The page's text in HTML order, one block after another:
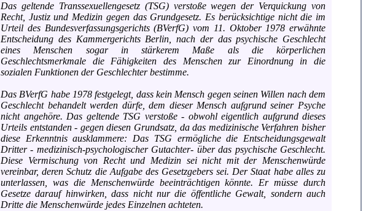
Das geltende Transsexuellengesetz (TSG) verstoße wegen der Verquickung von
Recht, Justiz und Medizin gegen das Grundgesetz. Es berücksichtige nicht die im
Urteil des Bundesverfassungsgerichts (BVerfG) vom 11. Oktober 1978 erwähnte
Entscheidung des Kammergerichts Berlin, nach der das psychische Geschlecht
eines Menschen sogar in stärkerem Maße als die körperlichen
Geschlechtsmerkmale die Fähigkeiten des Menschen zur Einordnung in die
sozialen Funktionen der Geschlechter bestimme.
Das BVerfG habe 1978 festgelegt, dass kein Mensch gegen seinen Willen nach dem
Geschlecht behandelt werden dürfe, dem dieser Mensch aufgrund seiner Psyche
nicht angehöre. Das geltende TSG verstoße - obwohl eigentlich aufgrund dieses
Urteils entstanden - gegen diesen Grundsatz, da das medizinische Verfahren bisher
diese Erkenntnis ausklammere: Das TSG ermögliche die Entscheidungsgewalt
Dritter - medizinisch-psychologischer Gutachter- über das psychische Geschlecht.
Diese Vermischung von Recht und Medizin sei nicht mit der Menschenwürde
vereinbar, deren Schutz die Aufgabe des Gesetzgebers sei. Der Staat habe alles zu
unterlassen, was die Menschenwürde beeinträchtigen könnte. Er müsse durch
Gesetze darauf hinwirken, dass nicht nur die öffentliche Gewalt, sondern auch
Dritte die Menschenwürde jedes Einzelnen achteten.